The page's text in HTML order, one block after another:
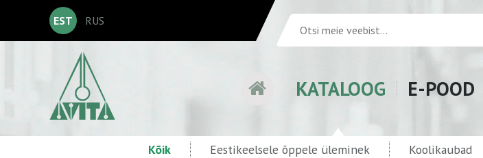
EST RUS
KATALOOG E-POOD
Kõik Eestikeelsele õppele üleminek Koolikaubad